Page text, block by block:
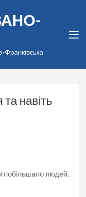
Франківська
навіть
побільшало людей,